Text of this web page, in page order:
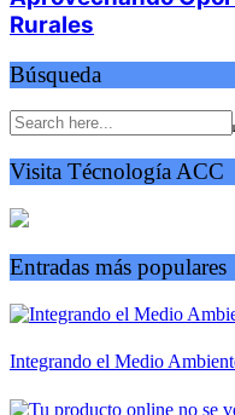
Rurales
Búsqueda
Visita Técnología ACC
Entradas más populares
Integrando el Medio